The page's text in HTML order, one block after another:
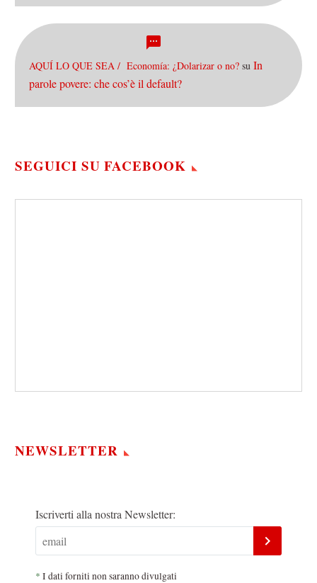
AQUÍ LO QUE SEA / Economía: ¿Dolarizar o no? su In
parole povere: che cos’è il default?
SEGUICI SU FACEBOOK
NEWSLETTER
Iscriverti alla nostra Newsletter:
* I dati forniti non saranno divulgati